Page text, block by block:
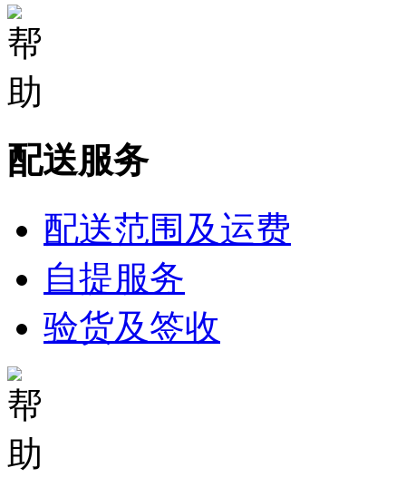
配送服务
配送范围及运费
自提服务
验货及签收